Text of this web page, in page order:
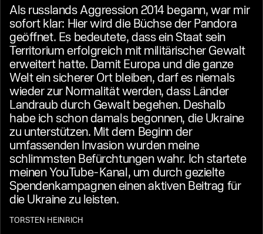
Als russlands Aggression 2014 begann, war mir
sofort klar: Hier wird die Büchse der Pandora
geöffnet. Es bedeutete, dass ein Staat sein
Territorium erfolgreich mit militärischer Gewalt
erweitert hatte. Damit Europa und die ganze
Welt ein sicherer Ort bleiben, darf es niemals
wieder zur Normalität werden, dass Länder
Landraub durch Gewalt begehen. Deshalb
habe ich schon damals begonnen, die Ukraine
zu unterstützen. Mit dem Beginn der
umfassenden Invasion wurden meine
schlimmsten Befürchtungen wahr. Ich startete
meinen YouTube-Kanal, um durch gezielte
Spendenkampagnen einen aktiven Beitrag für
die Ukraine zu leisten.
TORSTEN HEINRICH